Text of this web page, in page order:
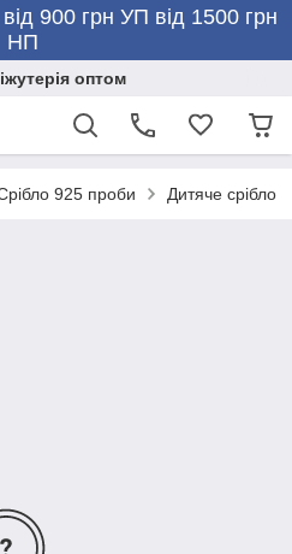
900 грн УП від 1500 грн
НП
оптом
925 проби Дитяче срібло